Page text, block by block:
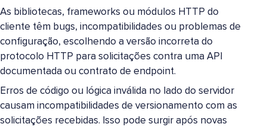
As bibliotecas, frameworks ou módulos HTTP do
cliente têm bugs, incompatibilidades ou problemas de
configuração, escolhendo a versão incorreta do
protocolo HTTP para solicitações contra uma API
documentada ou contrato de endpoint.
Erros de código ou lógica inválida no lado do servidor
causam incompatibilidades de versionamento com as
solicitações recebidas. Isso pode surgir após novas